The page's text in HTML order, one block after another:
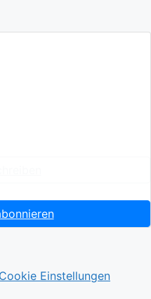
Cookie Einstellungen